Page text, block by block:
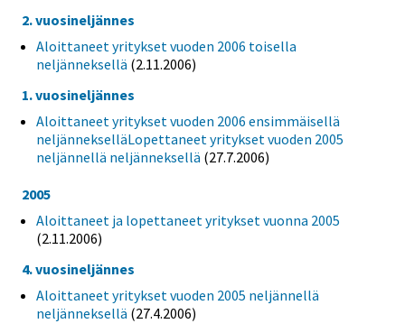
2. vuosineljännes
Aloittaneet yritykset vuoden 2006 toisella
neljänneksellä (2.11.2006)
1. vuosineljännes
Aloittaneet yritykset vuoden 2006 ensimmäisellä
neljännekselläLopettaneet yritykset vuoden 2005
neljännellä neljänneksellä (27.7.2006)
2005
Aloittaneet ja lopettaneet yritykset vuonna 2005
(2.11.2006)
4. vuosineljännes
Aloittaneet yritykset vuoden 2005 neljännellä
neljänneksellä (27.4.2006)